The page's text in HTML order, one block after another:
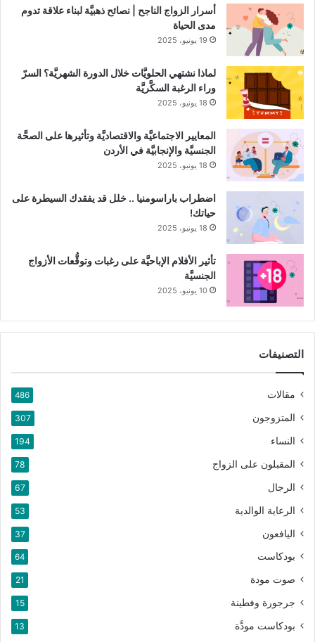
أسرار الزواج الناجح | نصائح ذهبيَّة لبناء علاقة تدوم
مدى الحياة
19 يونيو، 2025
لماذا نشتهي الحلويَّات خلال الدورة الشهريَّة؟ السرّ
وراء الرغبة السكَّريَّة
18 يونيو، 2025
المعايير الاجتماعيَّة والاقتصاديَّة وتأثيرها على الصحَّة
الجنسيَّة والإنجابيَّة في الأردن
18 يونيو، 2025
اضطراب باراسومنيا .. خلل قد يفقدك السيطرة على
حياتك!
18 يونيو، 2025
تأثير الأفلام الإباحيَّة على رغبات وتوقُّعات الأزواج
الجنسيَّة
10 يونيو، 2025
التصنيفات
مقالات 486
المتزوجون 307
النساء 194
المقبلون على الزواج 78
الرجال 67
الرعاية الوالدية 53
اليافعون 37
بودكاست 64
صوت مودة 21
جرجورة وفطينة 15
بودكاست مودَّة 13